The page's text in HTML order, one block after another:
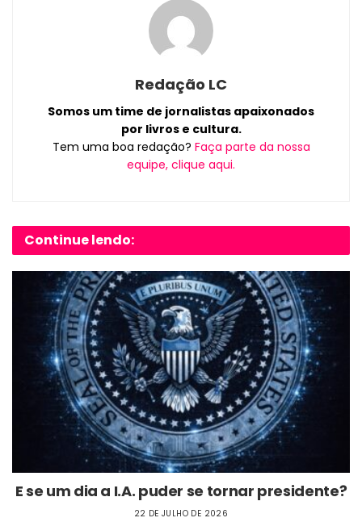
Redação LC
Somos um time de jornalistas apaixonados
por livros e cultura.
Tem uma boa redação? Faça parte da nossa
equipe, clique aqui.
Continue lendo:
E se um dia a I.A. puder se tornar presidente?
22 DE JULHO DE 2026